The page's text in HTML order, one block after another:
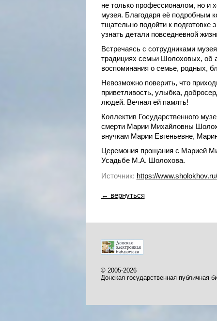
не только профессионалом, но и
музея. Благодаря её подробным
тщательно подойти к
узнать детали повседневной
Встречаясь с сотрудниками
традициях семьи Шолоховых, об
воспоминания о семье, родных,
Невозможно поверить, что
приветливость, улыбка,
людей. Вечная ей память!
Коллектив Государственного
смерти Марии Михайловны
внучкам Марии Евгеньевне,
Церемония прощания с Марией
Усадьбе М.А. Шолохова.
Источник: https://
← вернуться
© 2005-2026
Донская государственная публичная